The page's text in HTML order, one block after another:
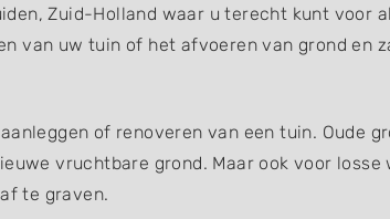
Zuid-Holland waar u terecht kunt voor
van uw tuin of het afvoeren van grond en
of renoveren van een tuin. Oude
vruchtbare grond. Maar ook voor losse
te graven.